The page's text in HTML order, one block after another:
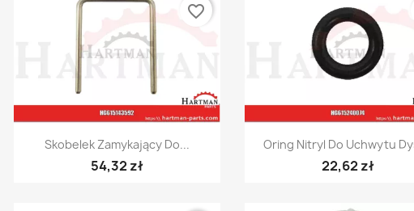
Szybki podgląd
Skobelek Zamykający Do...
54,32 zł
favorite_border
Szybki podgląd
Oring Nitryl Do Uchwytu
22,62 zł